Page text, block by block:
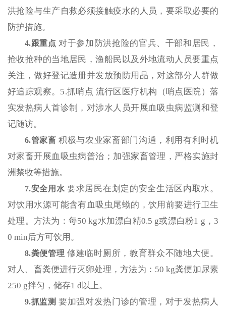
洪抢险与生产自救必须接触疫水的人员，要采取必要的
防护措施。
4.跟重点 对于参加防洪抢险的官兵、干部和居民，
抢收抢种的当地居民，渔船民以及外地流动人员要重点
关注，做好登记造册并发放预防用品，对这部分人群做
好追踪观察。5.抓哨点 流行区医疗机构（哨点医院）落
实发热病人首诊制，对涉水人员开展血吸虫病监测和登
记随访。
6.管家畜 积极与农业家畜部门沟通，利用有利时机
对家畜开展血吸虫病普治；加强家畜管理，严格实施封
洲禁牧等措施。
7.安全用水 要求居民在划定的安全生活区内取水。
对饮用水源可能含有血吸虫尾蚴的，饮用前要进行卫生
处理。方法为：每50 kg水加漂白精0.5 g或漂白粉1 g，3
0 min后方可饮用。
8.粪便管理 修建临时厕所，教育群众不随地大便。
对人、畜粪便进行灭卵处理，方法为：50 kg粪便加尿素
250 g拌匀，储存1 d以上。
9.抓监测 要加强对发热门诊的管理，对于发热病人